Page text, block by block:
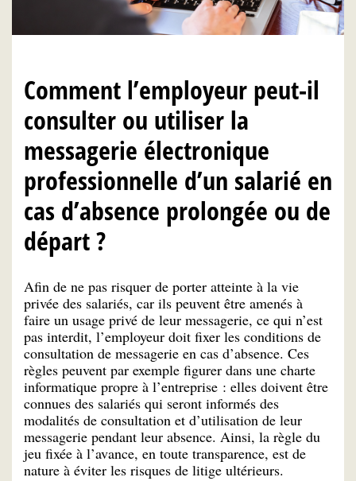
Comment l’employeur peut-il
consulter ou utiliser la
messagerie électronique
professionnelle d’un salarié en
cas d’absence prolongée ou de
départ ?
Afin de ne pas risquer de porter atteinte à la vie
privée des salariés, car ils peuvent être amenés à
faire un usage privé de leur messagerie, ce qui n’est
pas interdit, l’employeur doit fixer les conditions de
consultation de messagerie en cas d’absence. Ces
règles peuvent par exemple figurer dans une charte
informatique propre à l’entreprise : elles doivent être
connues des salariés qui seront informés des
modalités de consultation et d’utilisation de leur
messagerie pendant leur absence. Ainsi, la règle du
jeu fixée à l’avance, en toute transparence, est de
nature à éviter les risques de litige ultérieurs.